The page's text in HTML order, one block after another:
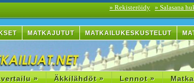
» Rekisteröidy » Salasana
MATKAJUTUT MATKAILUKESKUSTELUT
» Äkkilähdöt » Lennot »